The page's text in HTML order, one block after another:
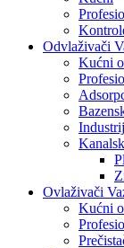
Odvlaživači
Kućni
Ovlaživači
Kućni